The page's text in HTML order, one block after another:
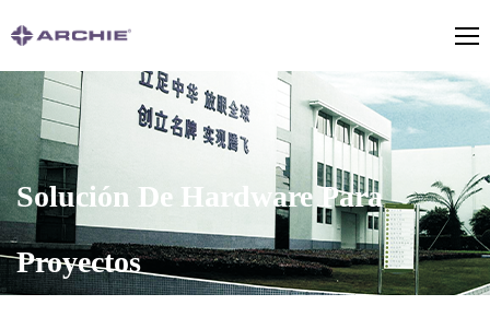
Solución De Hardware Para
Proyectos